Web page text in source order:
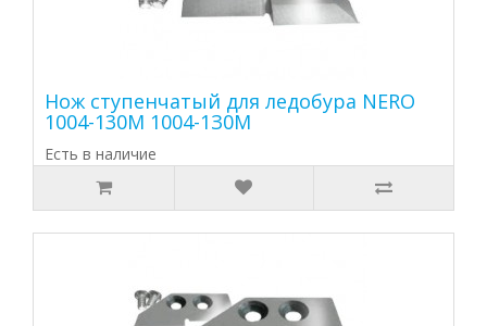
Нож ступенчатый для ледобура NERO
1004-130М 1004-1З0М
Есть в наличие